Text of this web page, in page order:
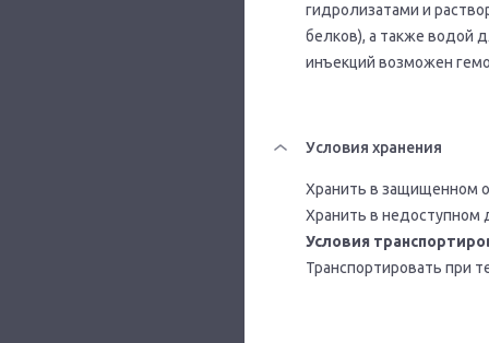
гидролизатами и
белков), а также водой
инъекций возможен
Условия хранения
Хранить в защищенном
Хранить в недоступном
Условия
Транспортировать при